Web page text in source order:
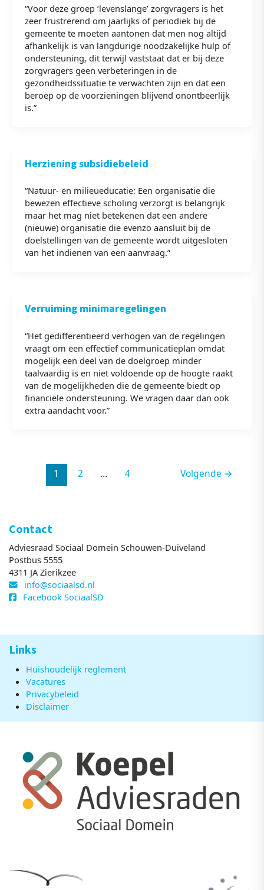
“Voor deze groep ‘levenslange’ zorgvragers is het
zeer frustrerend om jaarlijks of periodiek bij de
gemeente te moeten aantonen dat men nog altijd
afhankelijk is van langdurige noodzakelijke hulp of
ondersteuning, dit terwijl vaststaat dat er bij deze
zorgvragers geen verbeteringen in de
gezondheidssituatie te verwachten zijn en dat een
beroep op de voorzieningen blijvend onontbeerlijk
is.”
Herziening subsidiebeleid
“Natuur- en milieueducatie: Een organisatie die
bewezen effectieve scholing verzorgt is belangrijk
maar het mag niet betekenen dat een andere
(nieuwe) organisatie die evenzo aansluit bij de
doelstellingen van de gemeente wordt uitgesloten
van het indienen van een aanvraag.”
Verruiming minimaregelingen
“Het gedifferentieerd verhogen van de regelingen
vraagt om een effectief communicatieplan omdat
mogelijk een deel van de doelgroep minder
taalvaardig is en niet voldoende op de hoogte raakt
van de mogelijkheden die de gemeente biedt op
financiële ondersteuning. We vragen daar dan ook
extra aandacht voor.”
1 2 … 4 Volgende →
Contact
Adviesraad Sociaal Domein Schouwen-Duiveland
Postbus 5555
4311 JA Zierikzee
info@sociaalsd.nl
Facebook SociaalSD
Links
Huishoudelijk reglement
Vacatures
Privacybeleid
Disclaimer